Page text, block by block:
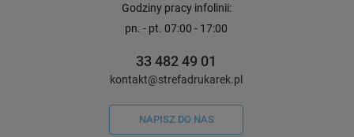
Godziny pracy infolinii:
pn. - pt. 07:00 - 17:00
33 482 49 01
kontakt@strefadrukarek.pl
NAPISZ DO NAS